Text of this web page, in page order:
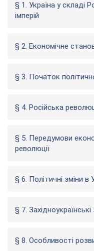
§ 1. Україна у складі
імперій
§ 2. Економічне
§ 3. Початок
§ 4. Російська
§ 5. Передумови
революції
§ 6. Політичні зміни в
§ 7.
§ 8. Особливості